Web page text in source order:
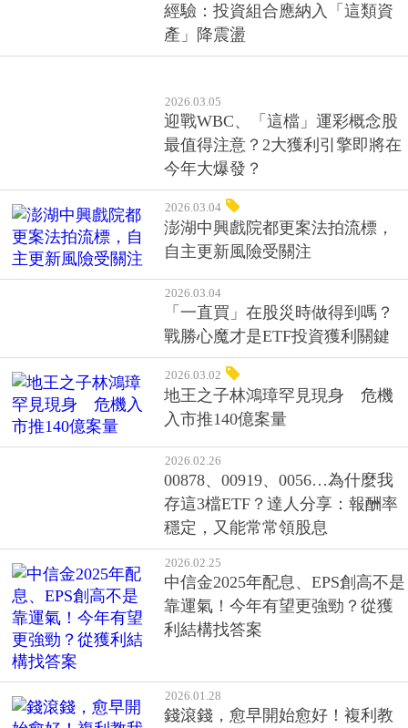
從瀕臨破產到EUV光罩盒霸主
——看家登（3680）的逆轉之路
台股動輒暴跌千點，怎解？歷史
經驗：投資組合應納入「這類資
產」降震盪
2026.03.05
迎戰WBC、「這檔」運彩概念股
最值得注意？2大獲利引擎即將在
今年大爆發？
2026.03.04
澎湖中興戲院都更案法拍流標，
自主更新風險受關注
2026.03.04
「一直買」在股災時做得到嗎？
戰勝心魔才是ETF投資獲利關鍵
2026.03.02
地王之子林鴻璋罕見現身 危機
入市推140億案量
2026.02.26
00878、00919、0056…為什麼我
存這3檔ETF？達人分享：報酬率
2026.02.25
中信金2025年配息、EPS創高不是